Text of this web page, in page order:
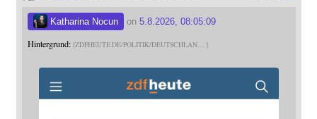
Katharina Nocun on 5.8.2026, 08:05:09
Hintergrund: ZDFHEUTE.DE/POLITIK/DEUTSCHLAN